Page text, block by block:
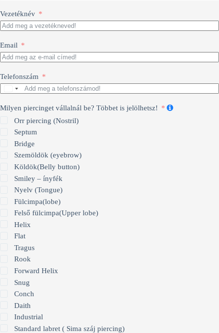
Vezetéknév
Email
Telefonszám
n
Milyen piercinget vállalnál be? Többet is jelölhetsz!
Orr piercing (Nostril)
Septum
Bridge
Szemöldök (eyebrow)
Köldök(Belly button)
Smiley – ínyfék
Nyelv (Tongue)
Fülcimpa(lobe)
Felső fülcimpa(Upper lobe)
Helix
Flat
Tragus
Rook
Forward Helix
Snug
Conch
Daith
Industrial
Standard labret ( Sima száj piercing)